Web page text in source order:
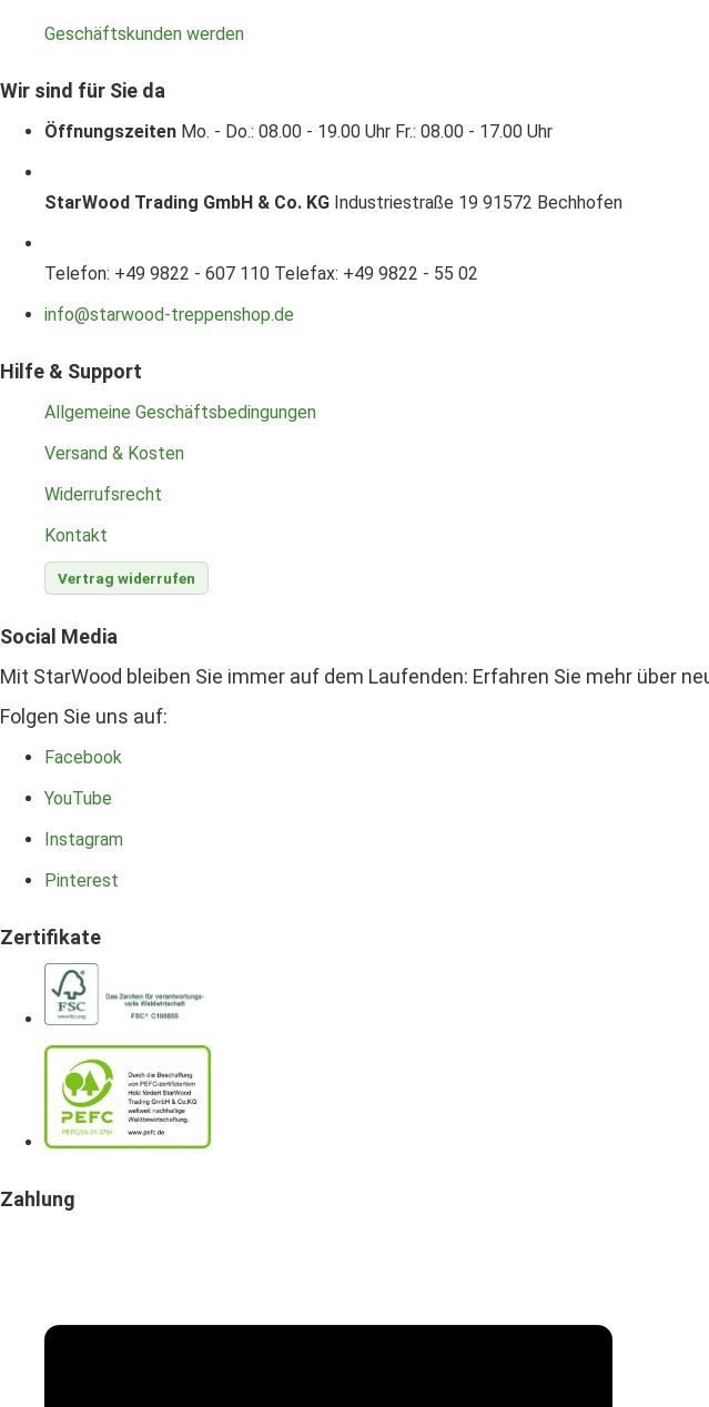
Geschäftskunden werden
Wir sind für Sie da
Öffnungszeiten Mo. - Do.: 08.00 - 19.00 Uhr Fr.: 08.00 - 17.00 Uhr
StarWood Trading GmbH & Co. KG Industriestraße 19 91572 Bechhofen
Telefon: +49 9822 - 607 110 Telefax: +49 9822 - 55 02
info@starwood-treppenshop.de
Hilfe & Support
Allgemeine Geschäftsbedingungen
Versand & Kosten
Widerrufsrecht
Kontakt
Vertrag widerrufen
Social Media
Mit StarWood bleiben Sie immer auf dem Laufenden: Erfahren Sie mehr über
Folgen Sie uns auf:
Facebook
YouTube
Instagram
Pinterest
Zertifikate
Zahlung